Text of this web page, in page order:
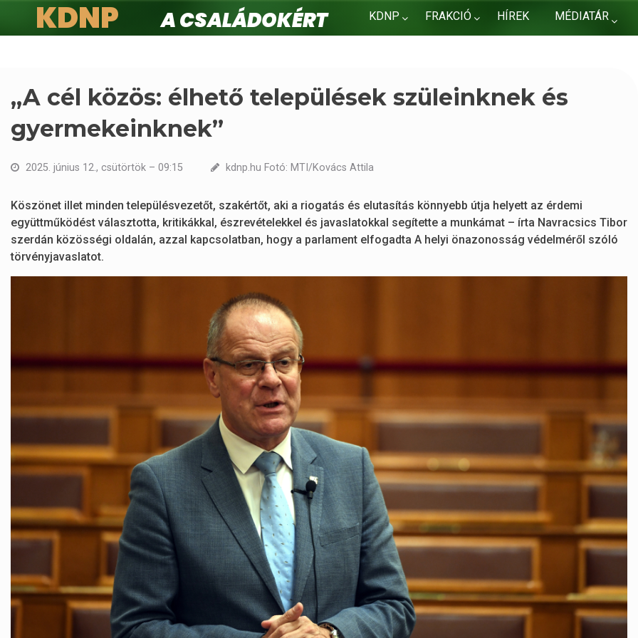
KDNP FRAKCIÓ HÍREK MÉDIATÁR
KDNP
A családokért.
„A cél közös: élhető települések szüleinknek és
gyermekeinknek”
2025. június 12., csütörtök – 09:15 kdnp.hu Fotó: MTI/Kovács Attila
Köszönet illet minden településvezetőt, szakértőt, aki a riogatás és elutasítás könnyebb útja helyett az érdemi
együttműködést választotta, kritikákkal, észrevételekkel és javaslatokkal segítette a munkámat – írta Navracsics Tibor
szerdán közösségi oldalán, azzal kapcsolatban, hogy a parlament elfogadta A helyi önazonosság védelméről szóló
törvényjavaslatot.